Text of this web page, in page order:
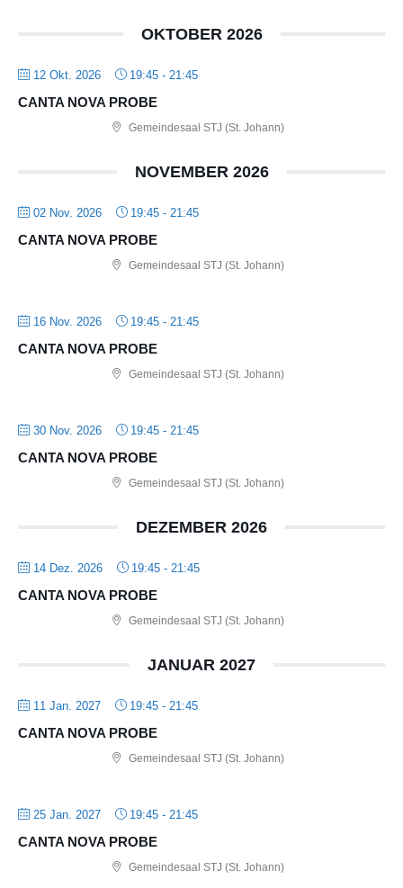
OKTOBER 2026
12 Okt. 2026 19:45 - 21:45
CANTA NOVA PROBE
Gemeindesaal STJ (St. Johann)
NOVEMBER 2026
02 Nov. 2026 19:45 - 21:45
CANTA NOVA PROBE
Gemeindesaal STJ (St. Johann)
16 Nov. 2026 19:45 - 21:45
CANTA NOVA PROBE
Gemeindesaal STJ (St. Johann)
30 Nov. 2026 19:45 - 21:45
CANTA NOVA PROBE
Gemeindesaal STJ (St. Johann)
DEZEMBER 2026
14 Dez. 2026 19:45 - 21:45
CANTA NOVA PROBE
Gemeindesaal STJ (St. Johann)
JANUAR 2027
11 Jan. 2027 19:45 - 21:45
CANTA NOVA PROBE
Gemeindesaal STJ (St. Johann)
25 Jan. 2027 19:45 - 21:45
CANTA NOVA PROBE
Gemeindesaal STJ (St. Johann)